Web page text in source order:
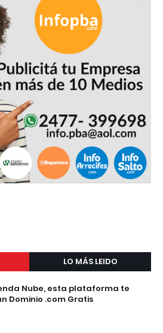
LO MÁS LEIDO
Nube, esta plataforma te
Dominio .com Gratis